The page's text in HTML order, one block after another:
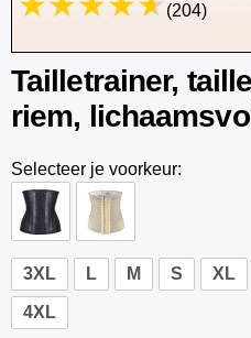
(204)
Tailletrainer,
riem,
Selecteer je voorkeur:
3XL L M S XL
4XL